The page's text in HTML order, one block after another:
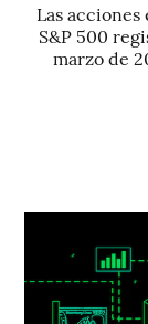
Las
S&P 500
marzo de